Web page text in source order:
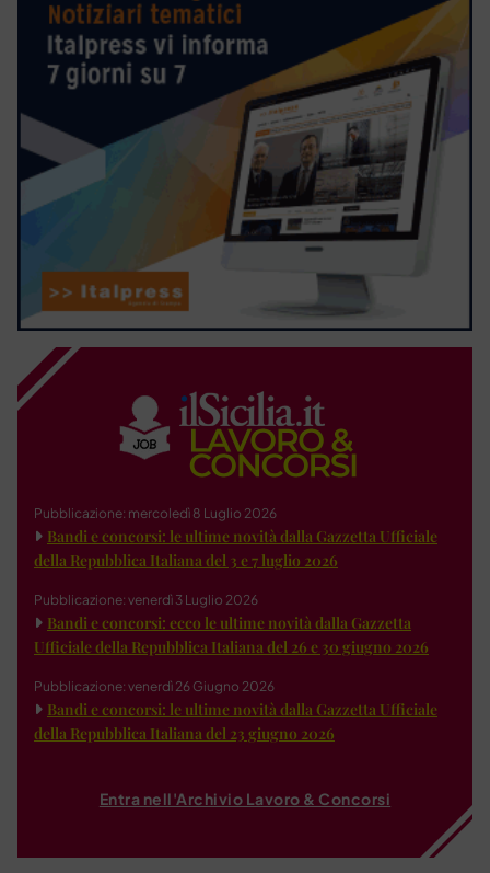
Pubblicazione: mercoledì 8 Luglio 2026
Bandi e concorsi: le ultime novità dalla Gazzetta Ufficiale
della Repubblica Italiana del 3 e 7 luglio 2026
Pubblicazione: venerdì 3 Luglio 2026
Bandi e concorsi: ecco le ultime novità dalla Gazzetta
Ufficiale della Repubblica Italiana del 26 e 30 giugno 2026
Pubblicazione: venerdì 26 Giugno 2026
Bandi e concorsi: le ultime novità dalla Gazzetta Ufficiale
della Repubblica Italiana del 23 giugno 2026
Entra nell'Archivio Lavoro & Concorsi